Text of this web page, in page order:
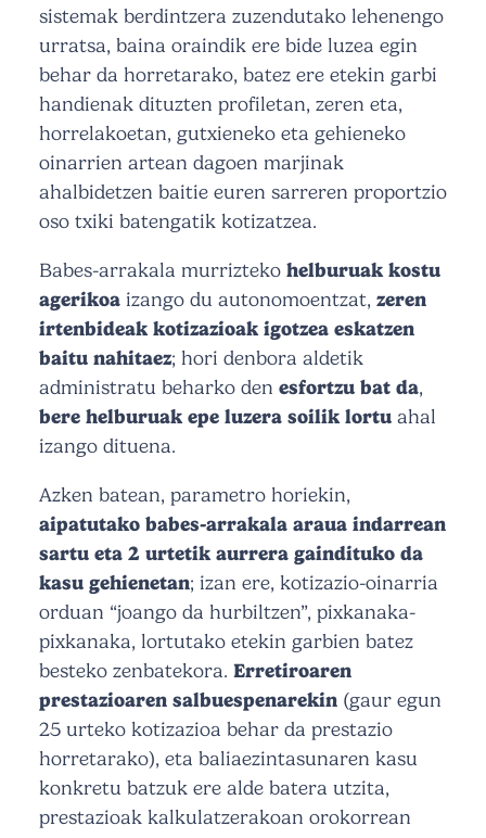
sistemak berdintzera zuzendutako lehenengo
urratsa, baina oraindik ere bide luzea egin
behar da horretarako, batez ere etekin garbi
handienak dituzten profiletan, zeren eta,
horrelakoetan, gutxieneko eta gehieneko
oinarrien artean dagoen marjinak
ahalbidetzen baitie euren sarreren proportzio
oso txiki batengatik kotizatzea.
Babes-arrakala murrizteko helburuak kostu
agerikoa izango du autonomoentzat, zeren
irtenbideak kotizazioak igotzea eskatzen
baitu nahitaez; hori denbora aldetik
administratu beharko den esfortzu bat da,
bere helburuak epe luzera soilik lortu ahal
izango dituena.
Azken batean, parametro horiekin,
aipatutako babes-arrakala araua indarrean
sartu eta 2 urtetik aurrera gaindituko da
kasu gehienetan; izan ere, kotizazio-oinarria
orduan “joango da hurbiltzen”, pixkanaka-
pixkanaka, lortutako etekin garbien batez
besteko zenbatekora. Erretiroaren
prestazioaren salbuespenarekin (gaur egun
25 urteko kotizazioa behar da prestazio
horretarako), eta baliaezintasunaren kasu
konkretu batzuk ere alde batera utzita,
prestazioak kalkulatzerakoan orokorrean